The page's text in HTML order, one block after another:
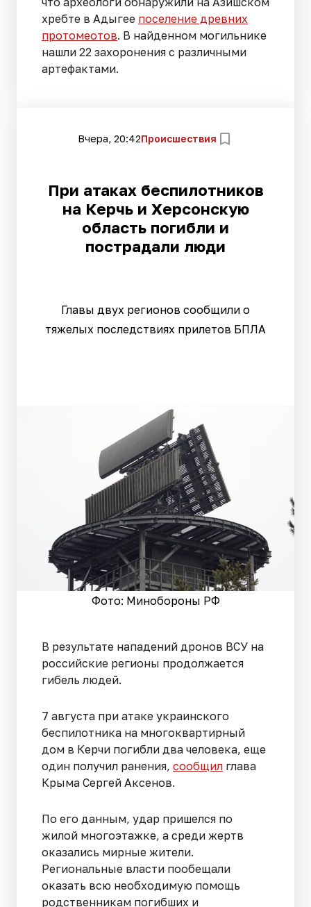
хребте в Адыгее поселение древних
протомеотов. В найденном могильнике
нашли 22 захоронения с различными
артефактами.
Вчера, 20:42Происшествия
При атаках беспилотников
на Керчь и Херсонскую
область погибли и
пострадали люди
Главы двух регионов сообщили о
тяжелых последствиях прилетов БПЛА
Фото: Минобороны РФ
В результате нападений дронов ВСУ на
российские регионы продолжается
гибель людей.
7 августа при атаке украинского
беспилотника на многоквартирный
дом в Керчи погибли два человека, еще
один получил ранения, сообщил глава
Крыма Сергей Аксенов.
По его данным, удар пришелся по
жилой многоэтажке, а среди жертв
оказались мирные жители.
Региональные власти пообещали
оказать всю необходимую помощь
родственникам погибших и